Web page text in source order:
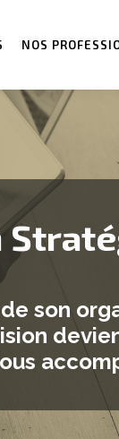
NOS
son